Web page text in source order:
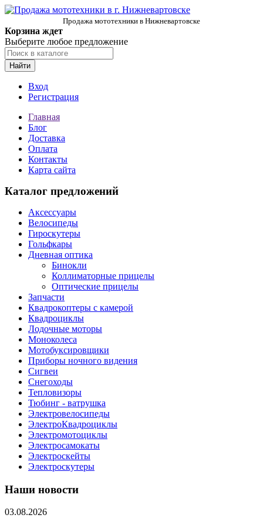
Продажа мототехники в Нижневартовске
Корзина ждет
Выберите любое предложение
Найти
Вход
Регистрация
Главная
Блог
Доставка
Оплата
Контакты
Карта сайта
Каталог предложений
Аксессуары
Велосипеды
Гироскутеры
Гольфкары
Дневная оптика
Бинокли
Коллиматорные прицелы
Оптические прицелы
Запчасти
Квадрокоптеры с камерой
Квадроциклы
Лодочные моторы
Моноколеса
Мотобуксировщики
Приборы ночного видения
Сигвеи
Снегоходы
Тепловизоры
Тюбинг - ватрушка
Электровелосипеды
ЭлектроКвадроциклы
Электромотоциклы
Электросамокаты
Электроскейты
Электроскутеры
Наши новости
03.08.2026